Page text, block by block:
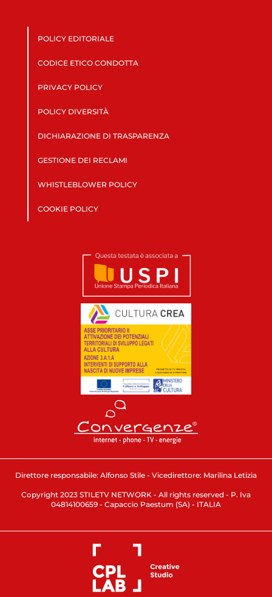
POLICY EDITORIALE
CODICE ETICO CONDOTTA
PRIVACY POLICY
POLICY DIVERSITÀ
DICHIARAZIONE DI TRASPARENZA
GESTIONE DEI RECLAMI
WHISTLEBLOWER POLICY
COOKIE POLICY
Direttore responsabile: Alfonso Stile - Vicedirettore: Marilina Letizia
Copyright 2023 STILETV NETWORK - All rights reserved - P. Iva
04814100659 - Capaccio Paestum (SA) - ITALIA